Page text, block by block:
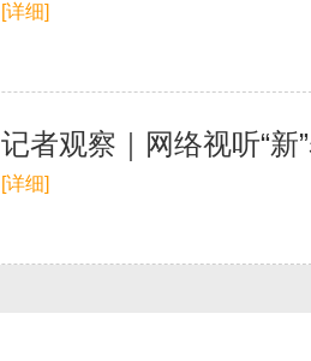
[详细]
记者观察｜网络视听“新
[详细]